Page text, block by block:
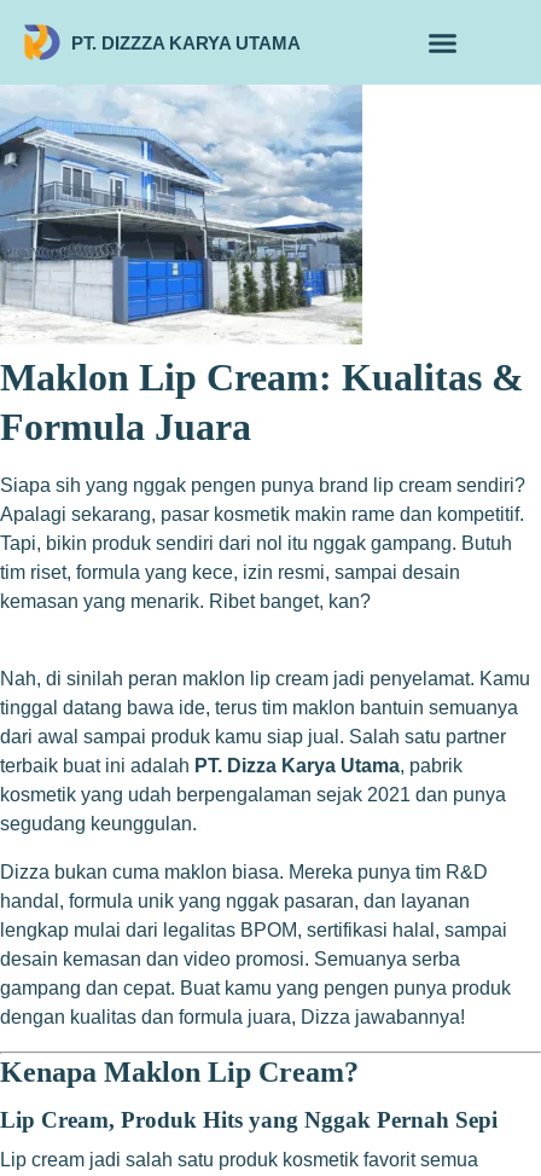
PT. DIZZZA KARYA UTAMA
Maklon Lip Cream: Kualitas &
Formula Juara
Siapa sih yang nggak pengen punya brand lip cream sendiri?
Apalagi sekarang, pasar kosmetik makin rame dan kompetitif.
Tapi, bikin produk sendiri dari nol itu nggak gampang. Butuh
tim riset, formula yang kece, izin resmi, sampai desain
kemasan yang menarik. Ribet banget, kan?
Nah, di sinilah peran maklon lip cream jadi penyelamat. Kamu
tinggal datang bawa ide, terus tim maklon bantuin semuanya
dari awal sampai produk kamu siap jual. Salah satu partner
terbaik buat ini adalah PT. Dizza Karya Utama, pabrik
kosmetik yang udah berpengalaman sejak 2021 dan punya
segudang keunggulan.
Dizza bukan cuma maklon biasa. Mereka punya tim R&D
handal, formula unik yang nggak pasaran, dan layanan
lengkap mulai dari legalitas BPOM, sertifikasi halal, sampai
desain kemasan dan video promosi. Semuanya serba
gampang dan cepat. Buat kamu yang pengen punya produk
dengan kualitas dan formula juara, Dizza jawabannya!
Kenapa Maklon Lip Cream?
Lip Cream, Produk Hits yang Nggak Pernah Sepi
Lip cream jadi salah satu produk kosmetik favorit semua